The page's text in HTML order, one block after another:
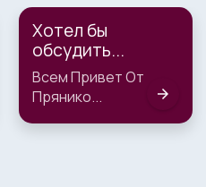
Хотел бы
обсудить...
Всем Привет От
Прянико...
arrow_forward